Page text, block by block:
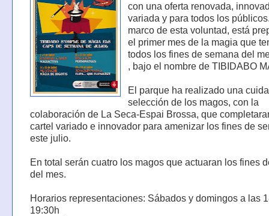
con una oferta renovada,
variada y para todos los
marco de esta voluntad, está
el primer mes de la magia que
todos los fines de semana del
, bajo el nombre de TIBIDABO
El parque ha realizado una
selección de los magos, con la
colaboración de La Seca-Espai Brossa, que
cartel variado e innovador para amenizar los fines de
este julio.
En total serán cuatro los magos que actuaran los fines
del mes.
Horarios representaciones: Sábados y domingos a las
19:30h